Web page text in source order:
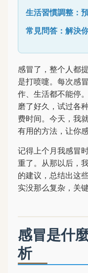
生活習慣調整：
常見問答：解決
感冒了，整个人都
是打喷嚏。每次感
作、生活都不能停
磨了好久，试过各
费时间。今天，我
有用的方法，让你
记得上个月我感冒
重了。从那以后，
的建议，总结出这
实没那么复杂，关
感冒是什
析